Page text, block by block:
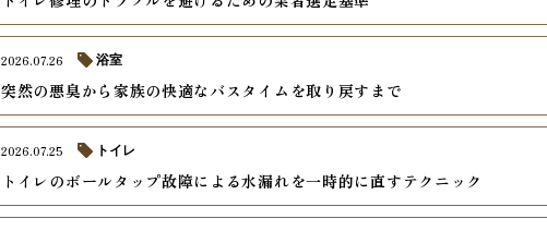
突然の悪臭から家族の快適なバスタイムを取り戻すまで
2026.07.26 浴室
トイレのボールタップ故障による水漏れを一時的に直すテクニック
2026.07.25 トイレ